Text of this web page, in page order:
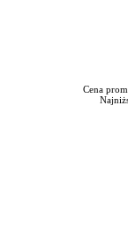
Cena